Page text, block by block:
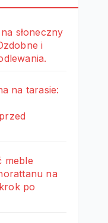
słoneczny
i
na tarasie:
meble
na
po